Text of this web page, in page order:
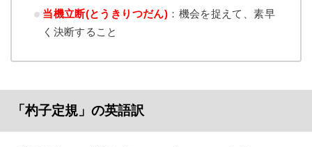
当機立断(とうきりつだん) ：機会を捉えて、素早
く決断すること
「杓子定規」の英語訳